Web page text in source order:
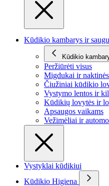
Kūdikio kambarys ir
Kūdikio
Peržiūrėti visus
Migdukai ir
Čiužiniai kūdikio
Vystymo lentos ir
Kūdikių lovytės ir
Apsaugos vaikams
Vežimėliai ir
Vystyklai kūdikiui
Kūdikio Higiena